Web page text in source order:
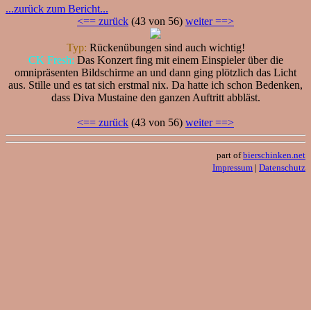
...zurück zum Bericht...
<== zurück (43 von 56) weiter ==>
Typ: Rückenübungen sind auch wichtig!
CK Fresh: Das Konzert fing mit einem Einspieler über die
omnipräsenten Bildschirme an und dann ging plötzlich das Licht
aus. Stille und es tat sich erstmal nix. Da hatte ich schon Bedenken,
dass Diva Mustaine den ganzen Auftritt abbläst.
<== zurück (43 von 56) weiter ==>
part ofbierschinken.net
Impressum | Datenschutz